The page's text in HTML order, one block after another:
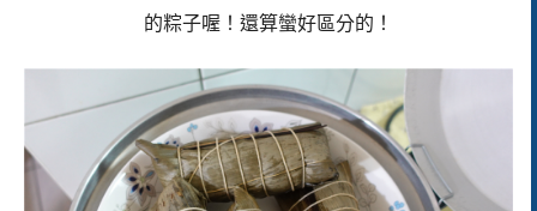
的粽子喔！還算蠻好區分的！